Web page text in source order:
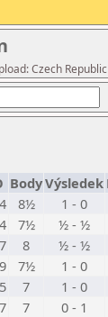
Czech
BodyVýsledek
8½
1 - 0
7½
½ - ½
8
½ - ½
7½
1 - 0
7
1 - 0
7
0 - 1